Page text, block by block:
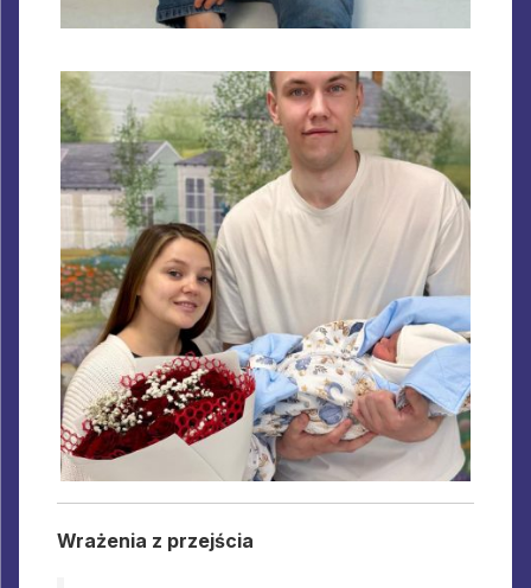
Wrażenia z przejścia